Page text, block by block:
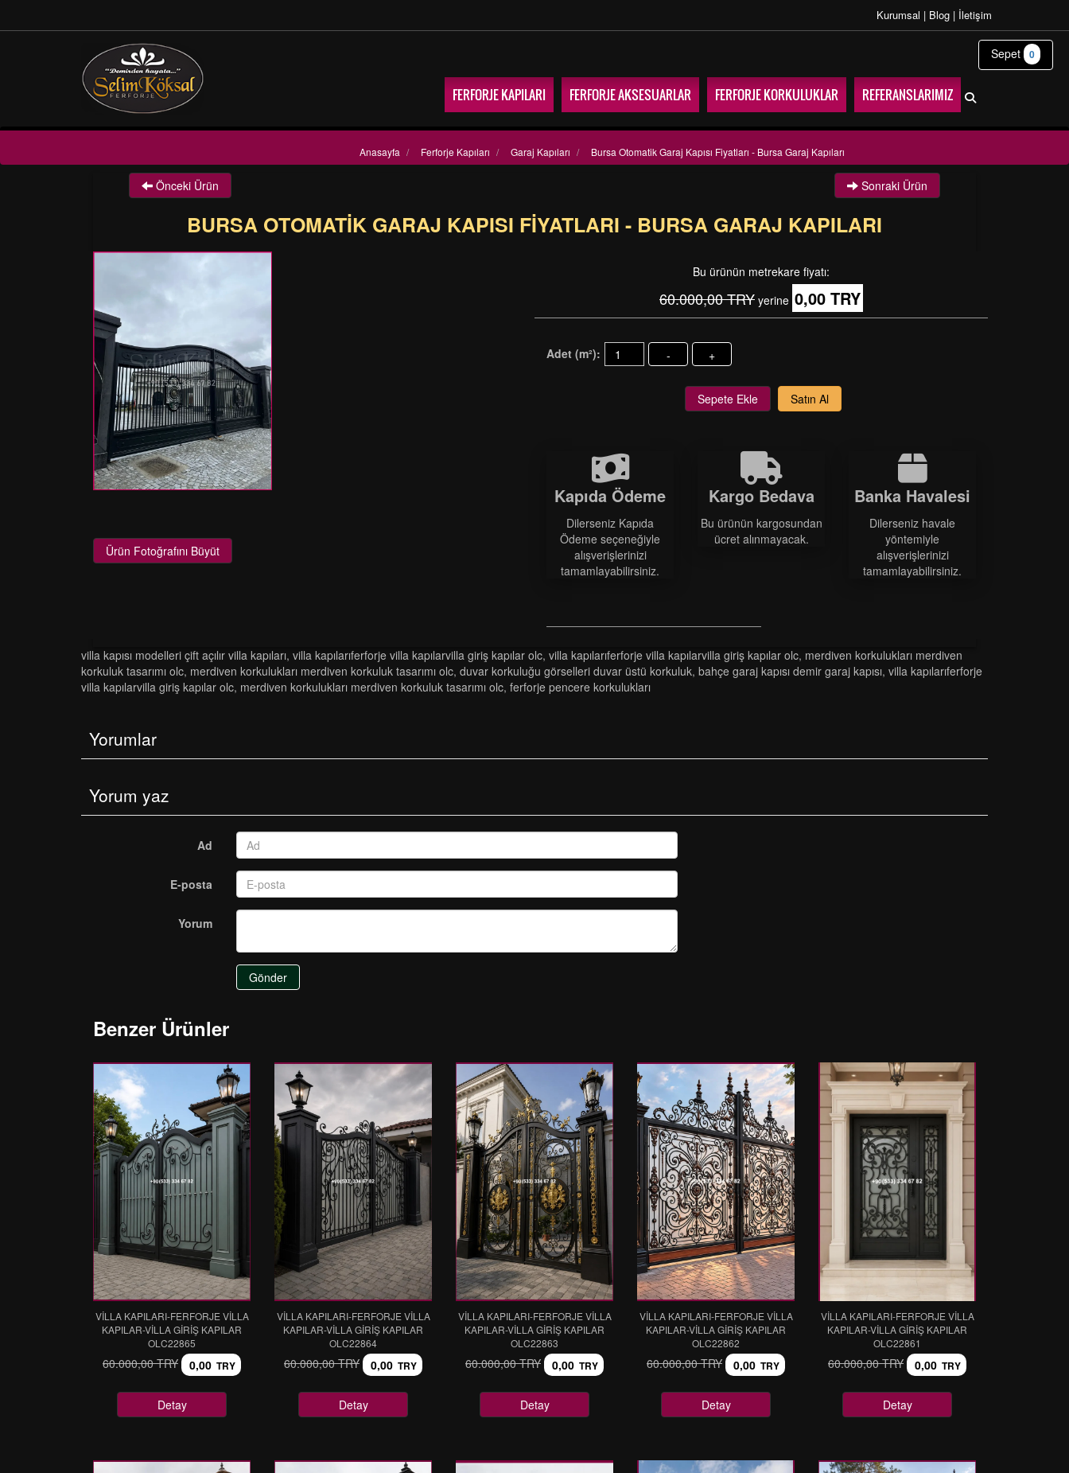
Kurumsal | Blog | İletişim
FERFORJE KAPILARI FERFORJE AKSESUARLAR FERFORJE KORKULUKLAR REFERANSLARIMIZ
Bursa Otomatik Garaj Kapısı Fiyatları - Bursa Garaj Kapıları
Garaj Kapıları /
Ferforje Kapıları /
Anasayfa /
Önceki Ürün Sonraki Ürün
BURSA OTOMATIK GARAJ KAPISI FIYATLARI - BURSA GARAJ KAPILARI
Ürün Fotoğrafını Büyüt
Bu ürünün metrekare fiyatı:
60.000,00 TRY yerine 0,00 TRY
Adet (m²): - +
Sepete Ekle Satın Al
Kapıda Ödeme
Dilerseniz Kapıda
Ödeme seçeneğiyle
alışverişlerinizi
tamamlayabilirsiniz.
Kargo Bedava
Bu ürünün kargosundan
ücret alınmayacak.
Banka Havalesi
Dilerseniz havale
yöntemiyle
alışverişlerinizi
tamamlayabilirsiniz.
Sepet 0
villa kapısı modelleri çift açılır villa kapıları, vi̇lla kapilariferforje vi̇lla kapilarvi̇lla gi̇ri̇ş kapilar olc, vi̇lla kapilariferforje vi̇lla kapilarvi̇lla gi̇ri̇ş kapilar olc, merdi̇ven korkuluklari merdi̇ven
korkuluk tasarimi olc, merdi̇ven korkuluklari merdi̇ven korkuluk tasarimi olc, duvar korkuluğu görselleri̇ duvar üstü korkuluk, bahçe garaj kapısı demir garaj kapısı, vi̇lla kapilariferforje
vi̇lla kapilarvi̇lla gi̇ri̇ş kapilar olc, merdi̇ven korkuluklari merdi̇ven korkuluk tasarimi olc, ferforje pencere korkulukları
Yorumlar
Yorum yaz
Ad
E-posta
Yorum
Gönder
Benzer Ürünler
VİLLA KAPILARI-FERFORJE VİLLA
KAPILAR-VİLLA GİRİŞ KAPILAR
OLC22865
60.000,00 TRY 0,00 TRY
Detay
VİLLA KAPILARI-FERFORJE VİLLA
KAPILAR-VİLLA GİRİŞ KAPILAR
OLC22864
60.000,00 TRY 0,00 TRY
Detay
VİLLA KAPILARI-FERFORJE VİLLA
KAPILAR-VİLLA GİRİŞ KAPILAR
OLC22863
60.000,00 TRY 0,00 TRY
Detay
VİLLA KAPILARI-FERFORJE VİLLA
KAPILAR-VİLLA GİRİŞ KAPILAR
OLC22862
60.000,00 TRY 0,00 TRY
Detay
VİLLA KAPILARI-FERFORJE VİLLA
KAPILAR-VİLLA GİRİŞ KAPILAR
OLC22861
60.000,00 TRY 0,00 TRY
Detay